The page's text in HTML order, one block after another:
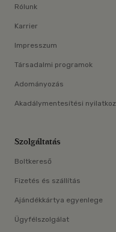
Rólunk
Karrier
Impresszum
Társadalmi programok
Adományozás
Akadálymentesítési
Szolgáltatás
Boltkereső
Fizetés és szállítás
Ajándékkártya egyenlege
Ügyfélszolgálat